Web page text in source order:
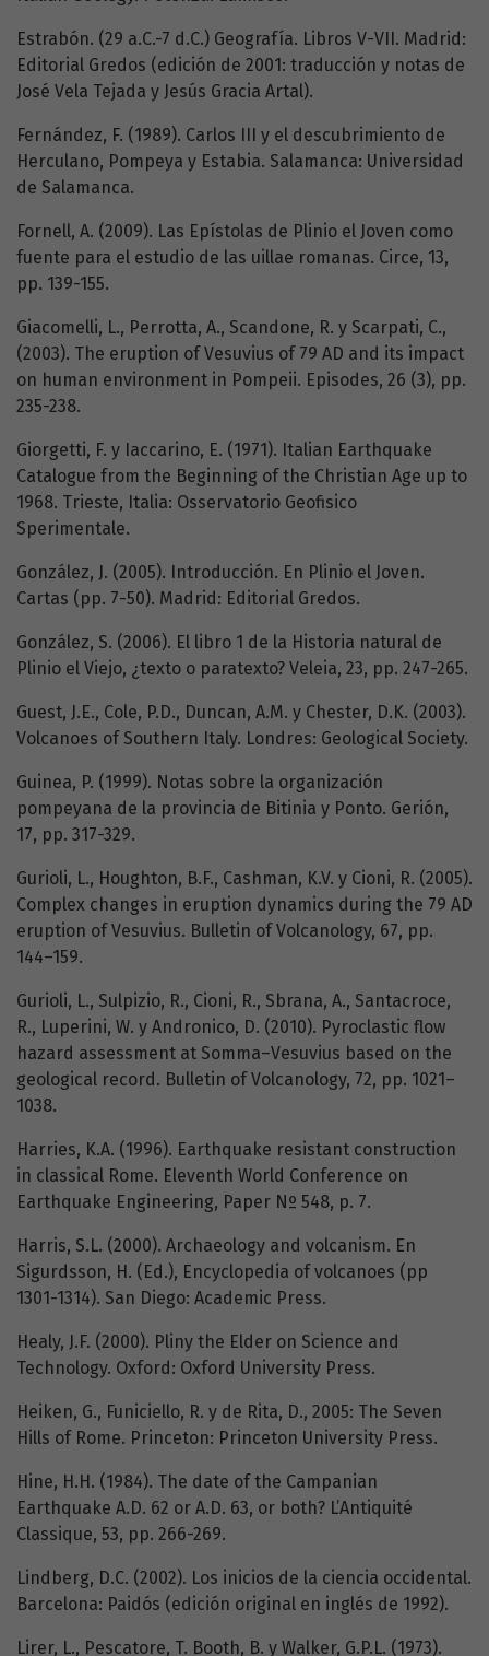
Estrabón. (29 a.C.-7 d.C.) Geografía. Libros V-VII. Madrid:
Editorial Gredos (edición de 2001: traducción y notas de
José Vela Tejada y Jesús Gracia Artal).
Fernández, F. (1989). Carlos III y el descubrimiento de
Herculano, Pompeya y Estabia. Salamanca: Universidad
de Salamanca.
Fornell, A. (2009). Las Epístolas de Plinio el Joven como
fuente para el estudio de las uillae romanas. Circe, 13,
pp. 139-155.
Giacomelli, L., Perrotta, A., Scandone, R. y Scarpati, C.,
(2003). The eruption of Vesuvius of 79 AD and its impact
on human environment in Pompeii. Episodes, 26 (3), pp.
235-238.
Giorgetti, F. y Iaccarino, E. (1971). Italian Earthquake
Catalogue from the Beginning of the Christian Age up to
1968. Trieste, Italia: Osservatorio Geofisico
Sperimentale.
González, J. (2005). Introducción. En Plinio el Joven.
Cartas (pp. 7-50). Madrid: Editorial Gredos.
González, S. (2006). El libro 1 de la Historia natural de
Plinio el Viejo, ¿texto o paratexto? Veleia, 23, pp. 247-265.
Guest, J.E., Cole, P.D., Duncan, A.M. y Chester, D.K. (2003).
Volcanoes of Southern Italy. Londres: Geological Society.
Guinea, P. (1999). Notas sobre la organización
pompeyana de la provincia de Bitinia y Ponto. Gerión,
17, pp. 317-329.
Gurioli, L., Houghton, B.F., Cashman, K.V. y Cioni, R. (2005).
Complex changes in eruption dynamics during the 79 AD
eruption of Vesuvius. Bulletin of Volcanology, 67, pp.
144–159.
Gurioli, L., Sulpizio, R., Cioni, R., Sbrana, A., Santacroce,
R., Luperini, W. y Andronico, D. (2010). Pyroclastic flow
hazard assessment at Somma–Vesuvius based on the
geological record. Bulletin of Volcanology, 72, pp. 1021–
1038.
Harries, K.A. (1996). Earthquake resistant construction
in classical Rome. Eleventh World Conference on
Earthquake Engineering, Paper Nº 548, p. 7.
Harris, S.L. (2000). Archaeology and volcanism. En
Sigurdsson, H. (Ed.), Encyclopedia of volcanoes (pp
1301-1314). San Diego: Academic Press.
Healy, J.F. (2000). Pliny the Elder on Science and
Technology. Oxford: Oxford University Press.
Heiken, G., Funiciello, R. y de Rita, D., 2005: The Seven
Hills of Rome. Princeton: Princeton University Press.
Hine, H.H. (1984). The date of the Campanian
Earthquake A.D. 62 or A.D. 63, or both? L’Antiquité
Classique, 53, pp. 266-269.
Lindberg, D.C. (2002). Los inicios de la ciencia occidental.
Barcelona: Paidós (edición original en inglés de 1992).
Lirer, L., Pescatore, T. Booth, B. y Walker, G.P.L. (1973).